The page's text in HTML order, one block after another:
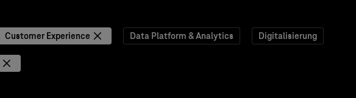
Customer Experience Data Platform & Analytics Digitalisierung